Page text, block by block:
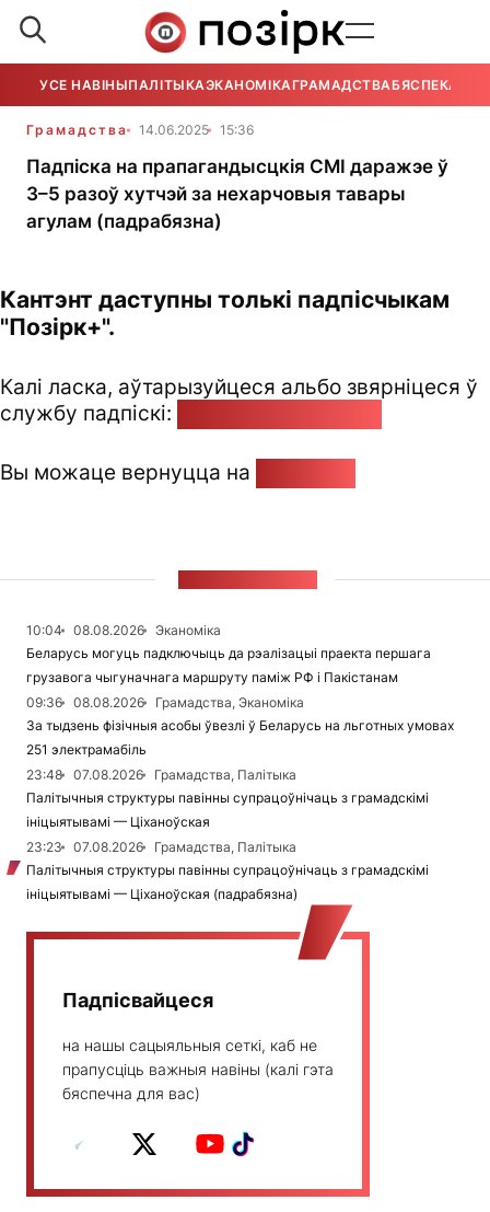
УСЕ НАВІНЫПАЛІТЫКАЭКАНОМІКАГРАМАДСТВАБЯСПЕКА
Грамадства 14.06.2025 15:36
Падпіска на прапагандысцкія СМІ даражэе ў
3–5 разоў хутчэй за нехарчовыя тавары
агулам (падрабязна)
Кантэнт даступны толькі падпісчыкам
"Позірк+".
Калі ласка, аўтарызуйцеся альбо звярніцеся ў
службу падпіскі:
Вы можаце вернуцца на
10:04 08.08.2026
Эканоміка
Беларусь могуць падключыць да рэалізацыі праекта першага
грузавога чыгуначнага маршруту паміж РФ і Пакістанам
09:36
08.08.2026
Грамадства, Эканоміка
За тыдзень фізічныя асобы ўвезлі ў Беларусь на льготных умовах
251 электрамабіль
23:48
07.08.2026
Грамадства, Палітыка
Палітычныя структуры павінны супрацоўнічаць з грамадскімі
ініцыятывамі — Ціханоўская
23:23
07.08.2026
Грамадства, Палітыка
Палітычныя структуры павінны супрацоўнічаць з грамадскімі
ініцыятывамі — Ціханоўская (падрабязна)
Падпісвайцеся
на нашы сацыяльныя сеткі, каб не
прапусціць важныя навіны (калі гэта
бяспечна для вас)